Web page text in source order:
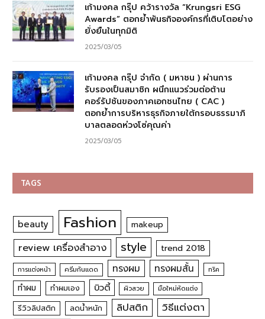
เก้ามงคล กรุ๊ป คว้ารางวัล “Krungsri ESG
Awards” ตอกย้ำพันธกิจองค์กรที่เติบโตอย่าง
ยั่งยืนในทุกมิติ
2025/03/05
เก้ามงคล กรุ๊ป จำกัด ( มหาชน ) ผ่านการ
รับรองเป็นสมาชิก ผนึกแนวร่วมต่อต้าน
คอร์รัปชันของภาคเอกชนไทย ( CAC )
ตอกย้ำการบริหารธุรกิจภายใต้กรอบธรรมาภิ
บาลตลอดห่วงโซ่คุณค่า
2025/03/05
TAGS
beauty Fashion makeup
review เครื่องสำอาง style trend 2018
การแต่งหน้า ครีมกันแดด ทรงผม ทรงผมสั้น ทริค
ทำผม ทำผมเอง บิวตี้ ผิวสวย มือใหม่หัดแต่ง
รีวิวลิปสติก ลดน้ำหนัก ลิปสติก
วิธีแต่งตา